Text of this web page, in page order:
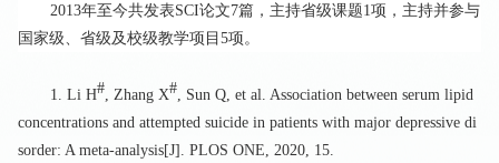
2013年至今共发表SCI论文7篇，主持省级课题1项，主持并参与
国家级、省级及校级教学项目5项。
1. Li H#, Zhang X#, Sun Q, et al. Association between serum lipid
concentrations and attempted suicide in patients with major depressive di
sorder: A meta-analysis[J]. PLOS ONE, 2020, 15.